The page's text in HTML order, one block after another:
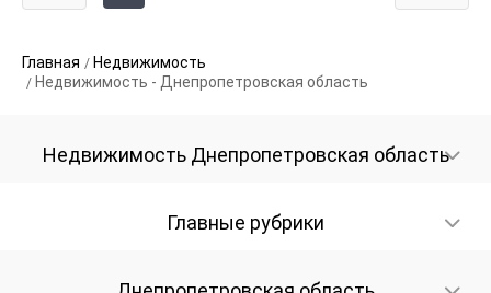
Главная
Недвижимость
Недвижимость - Днепропетровская область
Недвижимость Днепропетровская область
Главные рубрики